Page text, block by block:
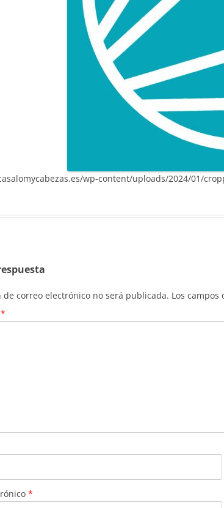
wp-content/uploads/2024/01/
de correo electrónico no será publicada. Los campos
*
*